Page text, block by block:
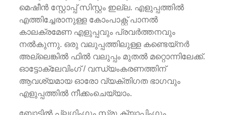
മെഷീൻ സ്റ്റോപ്പ് സിസ്റ്റം ഇല്ല. എളുപ്പത്തിൽ
എത്തിച്ചേരാനുള്ള കോംപാക്റ്റ് പാനൽ
കാലക്രമേണ എളുപ്പവും പ്രവർത്തനവും
നൽകുന്നു. ഒരു വലുപ്പത്തിലുള്ള കണ്ടെയ്നർ
അല്ലെങ്കിൽ ഫിൽ വലുപ്പം മുതൽ മറ്റൊന്നിലേക്ക്.
ഓട്ടോക്ലേവിംഗ് / വന്ധ്യംകരണത്തിന്
ആവശ്യമായ ഓരോ വ്യക്തിഗത ഭാഗവും
എളുപ്പത്തിൽ നീക്കംചെയ്യാം.
ബോട്ടിൽ‌ പ്ലഗ്ഗിംഗും സ്ക്രൂ ക്യാപ്പിംഗും